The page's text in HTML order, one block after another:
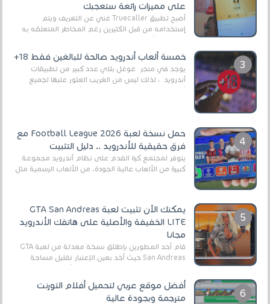
على مميزات رائعة ستعجبك
أصبح تطبيق Truecaller غني عن التعريف ويتم
إستخدامه من قبل الكثيرين رغم المخاطر المتعلقه به
خمسة ألعاب أندرويد صالحة للبالغين فقط 18+
يوجد في متجر غوغل بلاي عدد كبير من تطبيقات
أندرويد ، لذلك ليس من الغريب العثور عليها لجميع
حمل نسخة لعبة Football League 2026 مع
فرق حقيقية للأندرويد .. دليل التثبيت
يتوفر لمجتمع كرة القدم على نظام أندرويد مجموعة
كبيرة من الألعاب عالية الجودة. من الألعاب الرسمية مثل
يمكنك الآن تثبيت لعبة GTA San Andreas
LITE الخفيفة والأصلية على هاتفك الأندرويد
مجانا
قام أحد المطورين بإطلاق نسخة معدلة من لعبة GTA
San Andreas حيث أخد بعين الإعتبار تقليل مساحة
أفضل موقع عربي لتحميل أفلام التورنت
مترجمة وبجودة عالية